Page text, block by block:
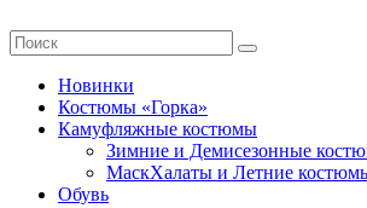
Новинки
Костюмы «Горка»
Камуфляжные костюмы
Зимние и Демисезонные
МаскХалаты и Летние
Обувь